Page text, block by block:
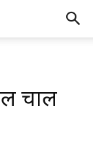
चाल